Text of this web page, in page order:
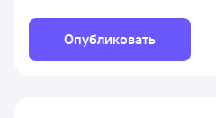
Опубликовать